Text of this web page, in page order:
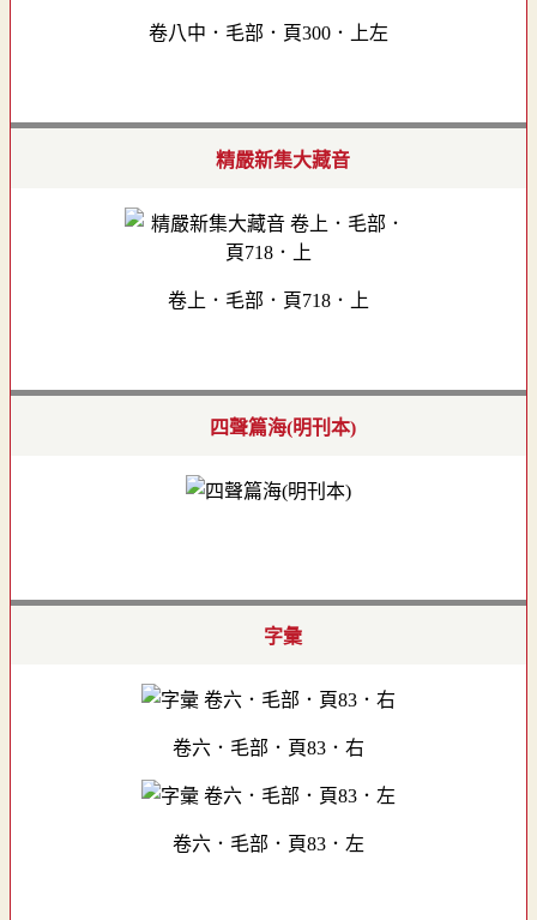
卷八中．毛部．頁300．上左
精嚴新集大藏音
卷上．毛部．頁718．上
四聲篇海(明刊本)
字彙
卷六．毛部．頁83．右
卷六．毛部．頁83．左